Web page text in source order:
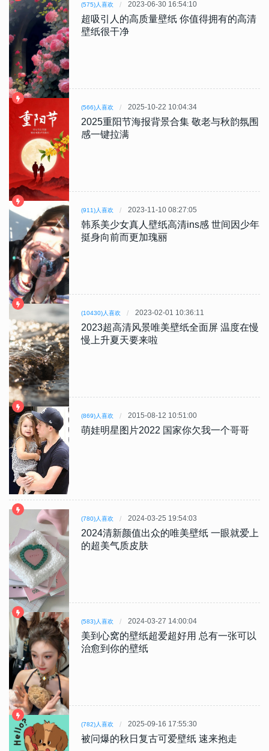
(575)人喜欢 2023-06-30 16:54:10
超吸引人的高质量壁纸 你值得拥有的高清
壁纸很干净
(566)人喜欢 2025-10-22 10:04:34
2025重阳节海报背景合集 敬老与秋韵氛围
感一键拉满
(911)人喜欢 2023-11-10 08:27:05
韩系美少女真人壁纸高清ins感 世间因少年
挺身向前而更加瑰丽
(10430)人喜欢 2023-02-01 10:36:11
2023超高清风景唯美壁纸全面屏 温度在慢
慢上升夏天要来啦
(869)人喜欢 2015-08-12 10:51:00
萌娃明星图片2022 国家你欠我一个哥哥
(780)人喜欢 2024-03-25 19:54:03
2024清新颜值出众的唯美壁纸 一眼就爱上
的超美气质皮肤
(583)人喜欢 2024-03-27 14:00:04
美到心窝的壁纸超爱超好用 总有一张可以
治愈到你的壁纸
(782)人喜欢 2025-09-16 17:55:30
被问爆的秋日复古可爱壁纸 速来抱走